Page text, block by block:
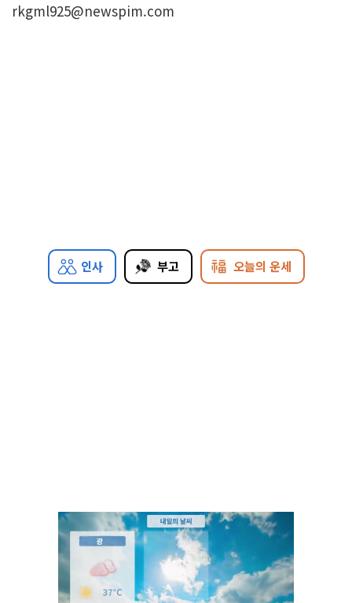
rkgml925@newspim.com
인사 부고 오늘의 운세